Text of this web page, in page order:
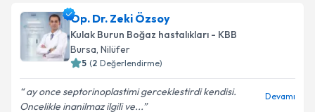
Uzm. Dr. Serap Bozkurt Kalkan
takvimi talebi oluşturun. Size bu uzmandan randevu
almanız için bir takvim hazırlandığında e-posta ile
bilgilendireceğiz.
E-posta Adresiniz
Op. Dr. Zeki Özsoy
Kulak Burun Boğaz hastalıkları - KBB
Bursa, Nilüfer
5 (2 Değerlendirme)
ay once septorinoplastimi gerceklestirdi kendisi.
Oncelikle inanilmaz ilgili ve...
Devamı